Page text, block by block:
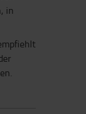
in